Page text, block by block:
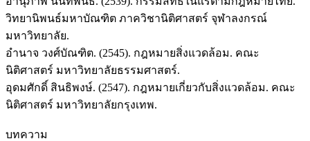
วิทยานิพนธ์มหาบัณฑิต ภาควิชานิติศาสตร์ จุฬาลงกรณ์
มหาวิทยาลัย.
อำนาจ วงศ์บัณฑิต. (2545). กฎหมายสิ่งแวดล้อม. คณะ
นิติศาสตร์ มหาวิทยาลัยธรรมศาสตร์.
อุดมศักดิ์ สินธิพงษ์. (2547). กฎหมายเกี่ยวกับสิ่งแวดล้อม. คณะ
นิติศาสตร์ มหาวิทยาลัยกรุงเทพ.
บทความ